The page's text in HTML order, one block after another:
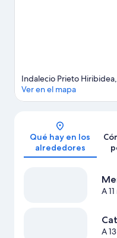
Indalecio Prieto
Ver en el mapa
Qué hay en los
alrededores
A
A